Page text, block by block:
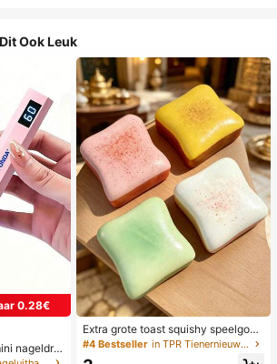
Ook Leuk
0.28€
nageldro
UV/LED
Extra grote toast squishy speelgoe
d, superzachte boter toast stressve
#4 Bestseller in TPR Tienernieuwigheid en grappenspeelgoed